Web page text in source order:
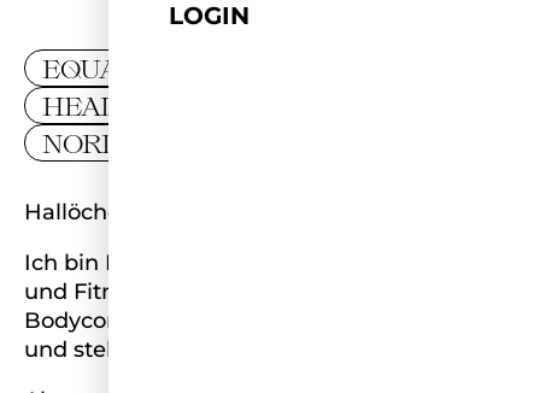
LOGIN
EQUALITY
HEALTH & SPORTS
NORDRHEIN-WESTFALEN
Hallöchen Popöchen,
Ich bin Elsa, 35 Jahre alt, gelernte Kauffrau
und Fitnesstrainerin, Selflove und
Bodyconfidence Aktivistin auf Social Media
und stehe für Vielfalt und Akzeptanz.